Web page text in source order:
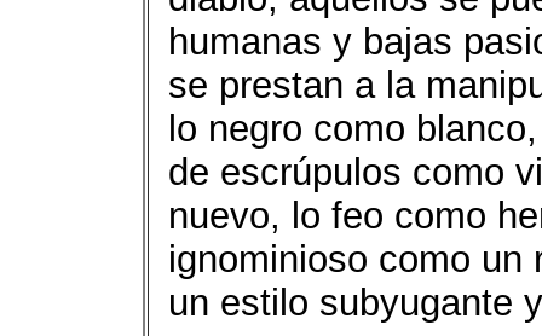
humanas y bajas
se prestan a la
lo negro como
de escrúpulos como
nuevo, lo feo como
ignominioso como un
un estilo subyugante